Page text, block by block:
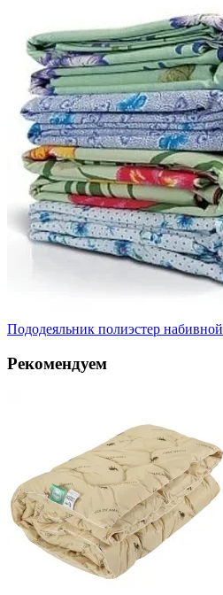
Пододеяльник полиэстер набивной
Рекомендуем